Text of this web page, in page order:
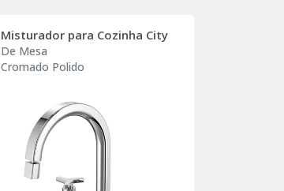
Misturador para Cozinha City
De Mesa
Cromado Polido